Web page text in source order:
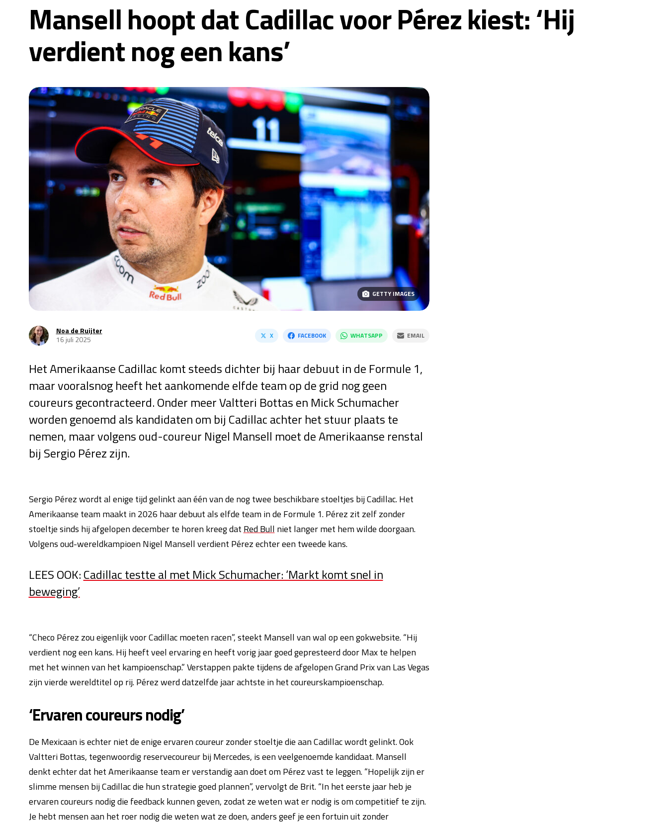
Mansell hoopt dat Cadillac voor Pérez kiest: ‘Hij
verdient nog een kans’
GETTY IMAGES
Noa de Ruijter
16 juli 2025
X FACEBOOK WHATSAPP EMAIL
Het Amerikaanse Cadillac komt steeds dichter bij haar debuut in de Formule 1,
maar vooralsnog heeft het aankomende elfde team op de grid nog geen
coureurs gecontracteerd. Onder meer Valtteri Bottas en Mick Schumacher
worden genoemd als kandidaten om bij Cadillac achter het stuur plaats te
nemen, maar volgens oud-coureur Nigel Mansell moet de Amerikaanse renstal
bij Sergio Pérez zijn.
Sergio Pérez wordt al enige tijd gelinkt aan één van de nog twee beschikbare stoeltjes bij Cadillac. Het
Amerikaanse team maakt in 2026 haar debuut als elfde team in de Formule 1. Pérez zit zelf zonder
stoeltje sinds hij afgelopen december te horen kreeg dat Red Bull niet langer met hem wilde doorgaan.
Volgens oud-wereldkampioen Nigel Mansell verdient Pérez echter een tweede kans.
LEES OOK:Cadillac testte al met Mick Schumacher: ‘Markt komt snel in
beweging’
“Checo Pérez zou eigenlijk voor Cadillac moeten racen”, steekt Mansell van wal op een gokwebsite. “Hij
verdient nog een kans. Hij heeft veel ervaring en heeft vorig jaar goed gepresteerd door Max te helpen
met het winnen van het kampioenschap.” Verstappen pakte tijdens de afgelopen Grand Prix van Las Vegas
zijn vierde wereldtitel op rij. Pérez werd datzelfde jaar achtste in het coureurskampioenschap.
‘Ervaren coureurs nodig’
De Mexicaan is echter niet de enige ervaren coureur zonder stoeltje die aan Cadillac wordt gelinkt. Ook
Valtteri Bottas, tegenwoordig reservecoureur bij Mercedes, is een veelgenoemde kandidaat. Mansell
denkt echter dat het Amerikaanse team er verstandig aan doet om Pérez vast te leggen. “Hopelijk zijn er
slimme mensen bij Cadillac die hun strategie goed plannen”, vervolgt de Brit. “In het eerste jaar heb je
ervaren coureurs nodig die feedback kunnen geven, zodat ze weten wat er nodig is om competitief te zijn.
Je hebt mensen aan het roer nodig die weten wat ze doen, anders geef je een fortuin uit zonder